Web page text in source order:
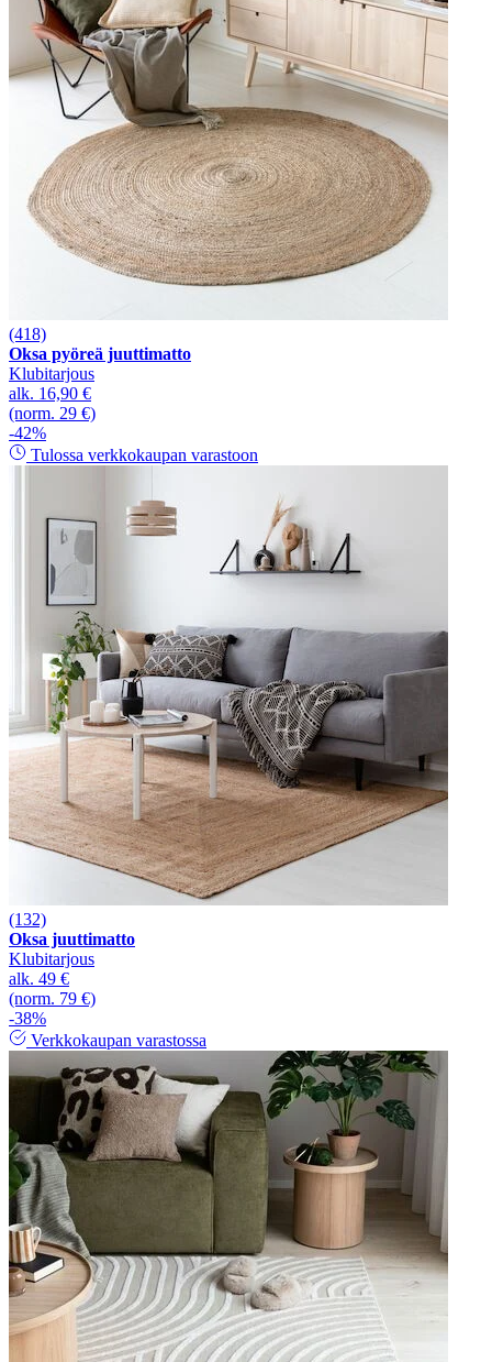
(418)
Oksa pyöreä juuttimatto
Klubitarjous
alk. 16,90 €
(norm. 29 €)
-42%
Tulossa verkkokaupan varastoon
(132)
Oksa juuttimatto
Klubitarjous
alk. 49 €
(norm. 79 €)
-38%
Verkkokaupan varastossa